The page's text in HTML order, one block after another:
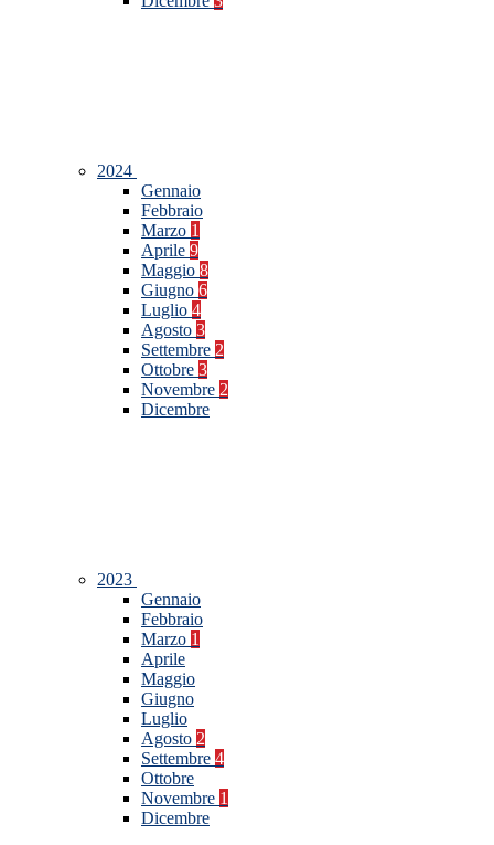
2024
Gennaio
Febbraio
Marzo 1
Aprile 9
Maggio 8
Giugno 6
Luglio 4
Agosto 3
Settembre 2
Ottobre 3
Novembre 2
Dicembre
2023
Gennaio
Febbraio
Marzo 1
Aprile
Maggio
Giugno
Luglio
Agosto 2
Settembre 4
Ottobre
Novembre 1
Dicembre